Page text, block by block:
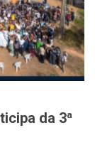
da 3ª